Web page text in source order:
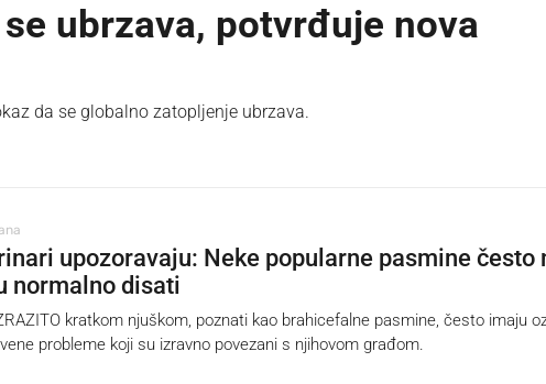
ubrzava, potvrđuje nova
da se globalno zatopljenje ubrzava.
upozoravaju: Neke popularne pasmine često
normalno disati
kratkom njuškom, poznati kao brahicefalne pasmine, često imaju
probleme koji su izravno povezani s njihovom građom.